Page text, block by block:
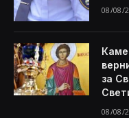
08/08/
за
08/08/